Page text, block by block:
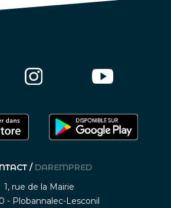
/ DAREMPRED
1, rue de la Mairie
- Plobannalec-Lesconil